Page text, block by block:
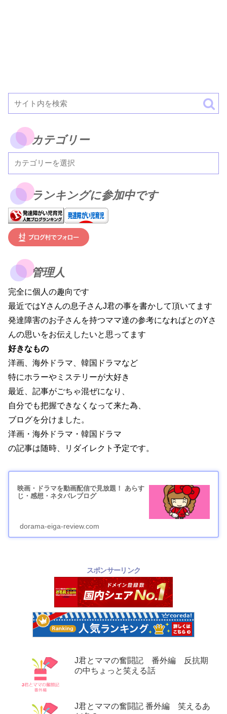
カテゴリー
ランキングに参加中です
管理人
完全に個人の趣向です
最近ではYさんの息子さんJ君の事を書かして頂いてます
発達障害のお子さんを持つママ達の参考になればとのYさ
んの思いをお伝えしたいと思ってます
好きなもの
洋画、海外ドラマ、韓国ドラマなど
特にホラーやミステリーが大好き
最近、記事がごちゃ混ぜになり、
自分でも把握できなくなって来た為、
ブログを分けました。
洋画・海外ドラマ・韓国ドラマ
の記事は随時、リダイレクト予定です。
映画・ドラマを動画配信で見放題！ あらす
じ・感想・ネタバレブログ
dorama-eiga-review.com
スポンサーリンク
J君とママの奮闘記 番外編 反抗期
の中ちょっと笑える話
J君とママの奮闘記 番外編 笑えるあ